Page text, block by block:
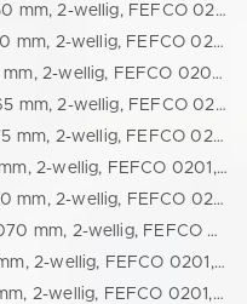
Faltkarton DD170, 1180 x 780 x 550 mm, 2-wellig, FEFCO 0201, braun (24118078055)
Faltkarton DD18 A, 385 x 382 x 180 mm, 2-wellig, FEFCO 0201, braun (77722014113)
Faltkarton DD18, 385 x 285 x 400 mm, 2-wellig, FEFCO 0201, braun (24400300401)
Faltkarton DD180, 1180 x 780 x 765 mm, 2-wellig, FEFCO 0201, braun (24118078075)
Faltkarton DD19 A, 390 x 220 x 175 mm, 2-wellig, FEFCO 0201, braun (77717170413)
Faltkarton DD19, 385 x 385 x 372 mm, 2-wellig, FEFCO 0201, braun (24385385372)
Faltkarton DD20, 400 x 400 x 300 mm, 2-wellig, FEFCO 0201, braun (24400400300)
Faltkarton DD200, 1180 x 780 x 1070 mm, 2-wellig, FEFCO 0201, braun (241180780)
Faltkarton DD25, 415 x 315 x 360 mm, 2-wellig, FEFCO 0201, braun (24415315360)
Faltkarton DD3, 220 x 220 x 100 mm, 2-wellig, FEFCO 0201, braun (24220220100)